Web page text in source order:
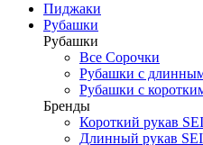
Пиджаки
Рубашки
Рубашки
Все Сорочки
Рубашки с
Рубашки с
Бренды
Короткий рукав
Длинный рукав